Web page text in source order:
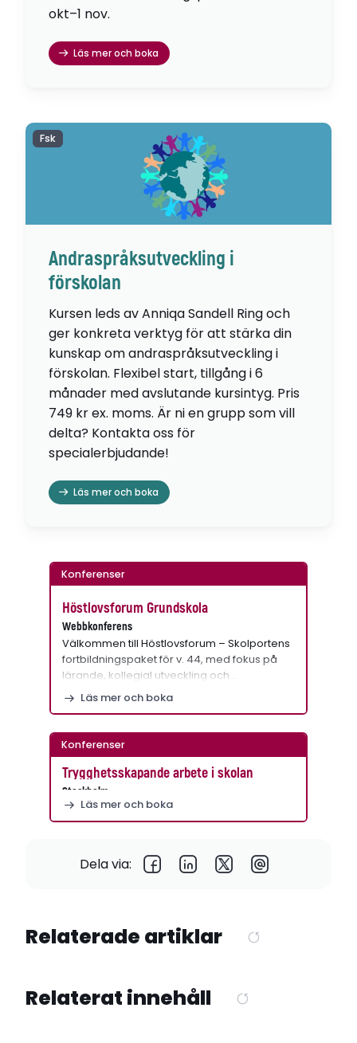
okt–1 nov.
Läs mer och boka
Andraspråksutveckling i
förskolan
Kursen leds av Anniqa Sandell Ring och
ger konkreta verktyg för att stärka din
kunskap om andraspråksutveckling i
förskolan. Flexibel start, tillgång i 6
månader med avslutande kursintyg. Pris
749 kr ex. moms. Är ni en grupp som vill
delta? Kontakta oss för
specialerbjudande!
Läs mer och boka
Fsk
Konferenser
Höstlovsforum Grundskola
Webbkonferens
Välkommen till Höstlovsforum – Skolportens
fortbildningspaket för v. 44, med fokus på
lärande, kollegial utveckling och…
Läs mer och boka
Konferenser
Trygghetsskapande arbete i skolan
Stockholm
Läs mer och boka
Dela via:
Relaterade artiklar
Relaterat innehåll